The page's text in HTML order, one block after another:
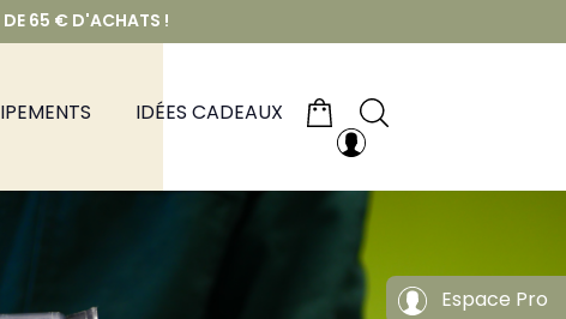
DE 65 € D'ACHATS !
IDÉES CADEAUX
Espace Pro